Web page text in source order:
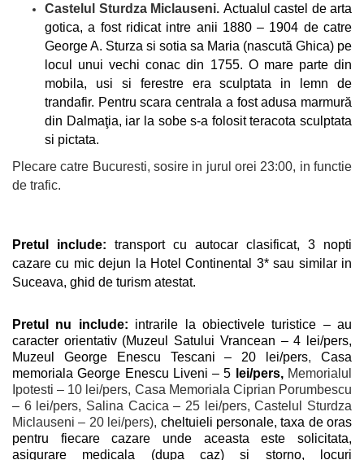
Castelul Sturdza Miclauseni. Actualul castel de arta
gotica, a fost ridicat intre anii 1880 – 1904 de catre
George A. Sturza si sotia sa Maria (nascută Ghica) pe
locul unui vechi conac din 1755. O mare parte din
mobila, usi si ferestre era sculptata in lemn de
trandafir. Pentru scara centrala a fost adusa marmură
din Dalmaţia, iar la sobe s-a folosit teracota sculptata
si pictata.
Plecare catre Bucuresti, sosire in jurul orei 23:00, in functie
de trafic.
Pretul include: transport cu autocar clasificat, 3 nopti
cazare cu mic dejun la Hotel Continental 3* sau similar in
Suceava, ghid de turism atestat.
Pretul nu include: intrarile la obiectivele turistice – au
caracter orientativ (Muzeul Satului Vrancean – 4 lei/pers,
Muzeul George Enescu Tescani – 20 lei/pers,Casa
memoriala George Enescu Liveni – 5 lei/pers,Memorialul
Ipotesti – 10 lei/pers, Casa Memoriala Ciprian Porumbescu
– 6 lei/pers, Salina Cacica – 25 lei/pers, Castelul Sturdza
Miclauseni – 20 lei/pers), cheltuieli personale, taxa de oras
pentru fiecare cazare unde aceasta este solicitata,
asigurare medicala (dupa caz) si storno, locuri